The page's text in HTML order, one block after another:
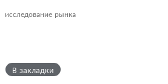
исследование рынка
В закладки